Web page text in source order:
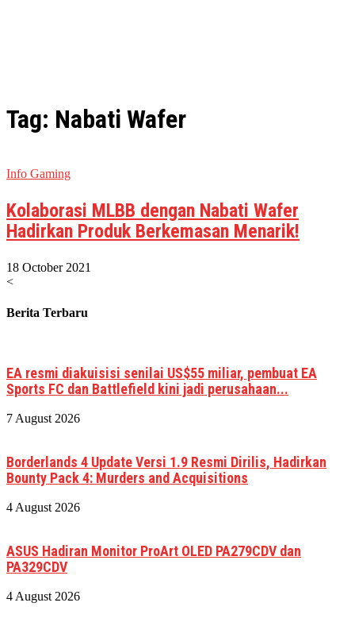
Tag: Nabati Wafer
Info Gaming
Kolaborasi MLBB dengan Nabati Wafer
Hadirkan Produk Berkemasan Menarik!
18 October 2021
<
Berita Terbaru
EA resmi diakuisisi senilai US$55 miliar, pembuat EA
Sports FC dan Battlefield kini jadi perusahaan...
7 August 2026
Borderlands 4 Update Versi 1.9 Resmi Dirilis, Hadirkan
Bounty Pack 4: Murders and Acquisitions
4 August 2026
ASUS Hadiran Monitor ProArt OLED PA279CDV dan
PA329CDV
4 August 2026